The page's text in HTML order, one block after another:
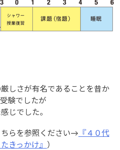
しさが有名であることを昔か
験でしたが
じでした。
ちらを参照ください→ 『４０代
きっかけ』
）